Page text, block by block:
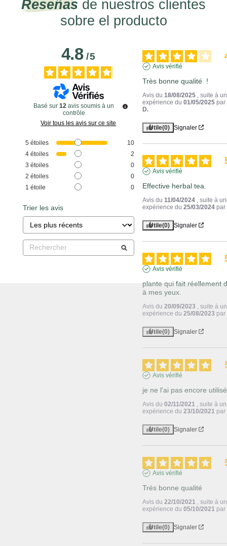
Reseñas de nuestros clientes
sobre el producto
4.8/5
Basé sur12 avis soumis à un
contrôle
Voir tous les avis sur ce site
5 étoiles
10
4 étoiles
2
3 étoiles
0
2 étoiles
0
1 étoile 0
Trier les avis
Avis vérifié
Très bonne qualité  !
Avis du 18/08/2025
, suite à
expérience du01/05/2025 par
D.
Utile(0) Signaler
Avis vérifié
Effective herbal tea.
Avis du 11/04/2024
, suite à
expérience du25/03/2024 par
Utile(0) Signaler
Avis vérifié
plante qui fait réellement
à mes yeux.
Avis du20/09/2023
, suite à
expérience du25/08/2023 par
Utile(0) Signaler
Avis vérifié
je ne l'ai pas encore utilisé
Avis du02/11/2021
, suite à
expérience du23/10/2021 par
Utile(0) Signaler
Avis vérifié
Très bonne qualité
Avis du22/10/2021
, suite à
expérience du05/10/2021 par
Utile(0) Signaler